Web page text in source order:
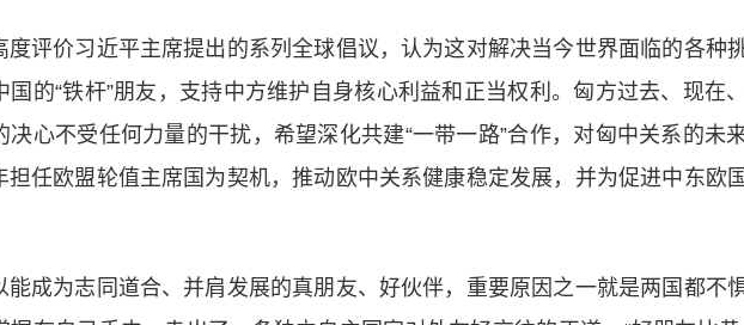
价习近平主席提出的系列全球倡议，认为这对解决当今世界面临的各种
的“铁杆”朋友，支持中方维护自身核心利益和正当权利。匈方过去、现在
心不受任何力量的干扰，希望深化共建“一带一路”合作，对匈中关系的未
任欧盟轮值主席国为契机，推动欧中关系健康稳定发展，并为促进中东欧
为志同道合、并肩发展的真朋友、好伙伴，重要原因之一就是两国都不